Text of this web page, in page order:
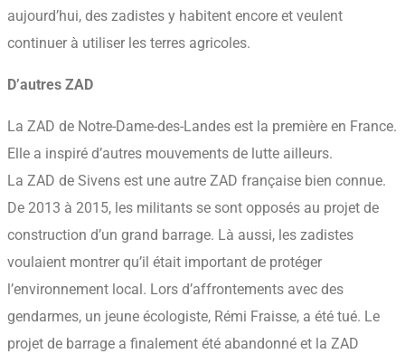
aujourd’hui, des zadistes y habitent encore et veulent
continuer à utiliser les terres agricoles.
D’autres ZAD
La ZAD de Notre-Dame-des-Landes est la première en France.
Elle a inspiré d’autres mouvements de lutte ailleurs.
La ZAD de Sivens est une autre ZAD française bien connue.
De 2013 à 2015, les militants se sont opposés au projet de
construction d’un grand barrage. Là aussi, les zadistes
voulaient montrer qu’il était important de protéger
l’environnement local. Lors d’affrontements avec des
gendarmes, un jeune écologiste, Rémi Fraisse, a été tué. Le
projet de barrage a finalement été abandonné et la ZAD